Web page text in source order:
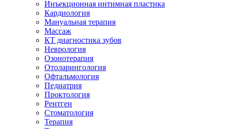
Инъекционная интимная пластика
Кардиология
Мануальная терапия
Массаж
КТ диагностика зубов
Неврология
Озонотерапия
Отоларингология
Офтальмология
Педиатрия
Проктология
Рентген
Стоматология
Терапия